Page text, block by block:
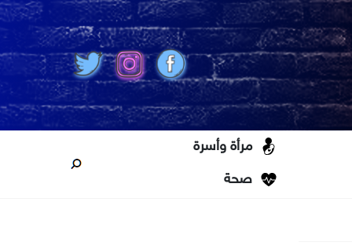
مرأة وأسرة
صحة